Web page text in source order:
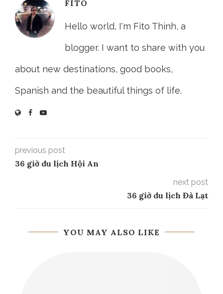
FITO
Hello world, I'm Fito Thinh, a
blogger. I want to share with you
about new destinations, good books,
Spanish and the beautiful things of life.
previous post
36 giờ du lịch Hội An
next post
36 giờ du lịch Đà Lạt
YOU MAY ALSO LIKE